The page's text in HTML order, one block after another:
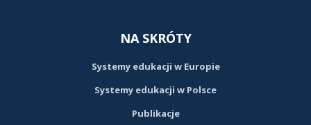
NA SKRÓTY
Systemy edukacji w Europie
Systemy edukacji w Polsce
Publikacje